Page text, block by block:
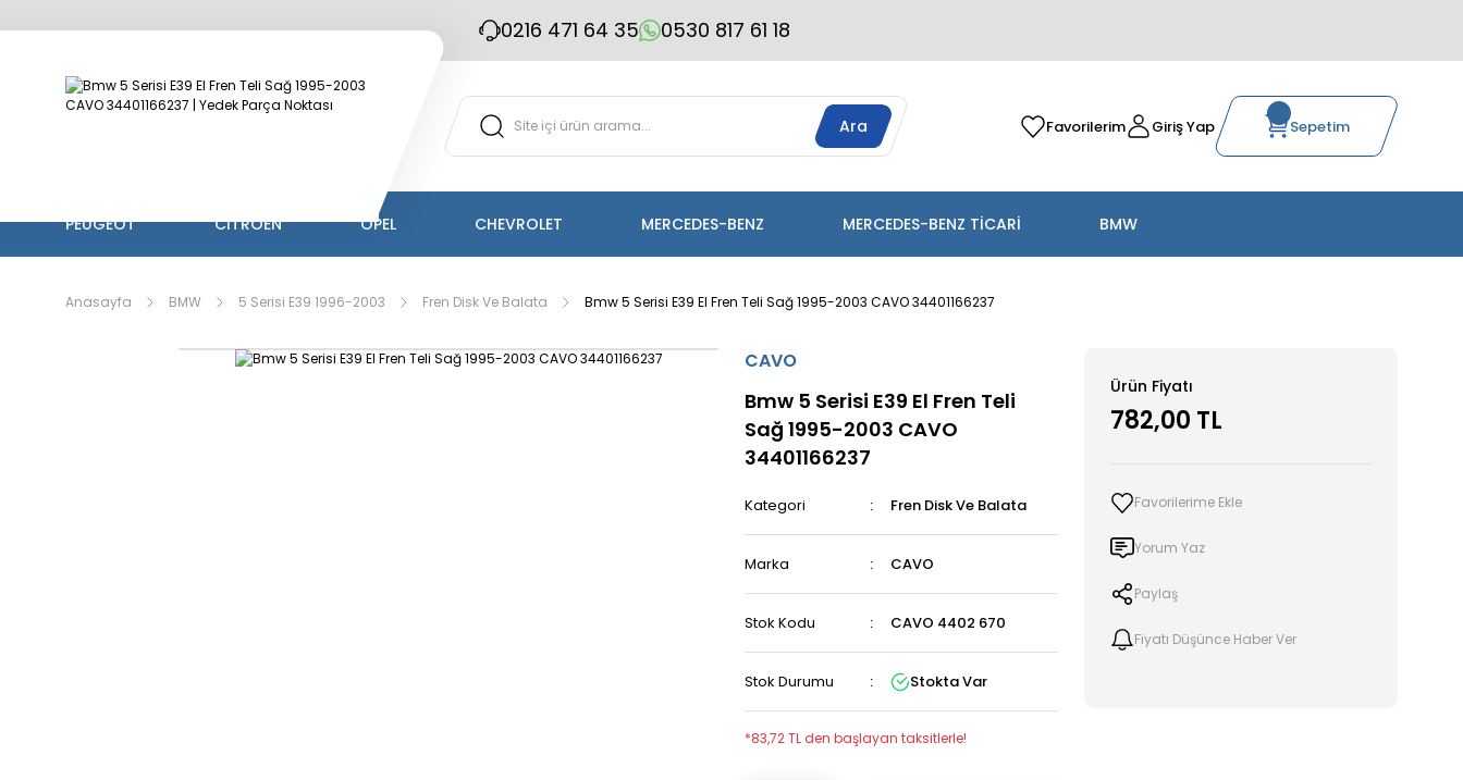
0216 471 64 35 0530 817 61 18
Ara Favorilerim Giriş Yap Sepetim
PEUGEOT CİTROEN OPEL CHEVROLET MERCEDES-BENZ MERCEDES-BENZ TİCARİ BMW
Anasayfa BMW 5 Serisi E39 1996-2003 Fren Disk Ve Balata Bmw 5 Serisi E39 El Fren Teli Sağ 1995-2003 CAVO 34401166237
CAVO
Bmw 5 Serisi E39 El Fren Teli
Sağ 1995-2003 CAVO
34401166237
Kategori Fren Disk Ve Balata
Marka CAVO
Stok Kodu CAVO 4402 670
Stok Durumu Stokta Var
*83,72 TL den başlayan taksitlerle!
Ürün Fiyatı
782,00 TL
Yorum Yaz
Paylaş
Fiyatı Düşünce Haber Ver